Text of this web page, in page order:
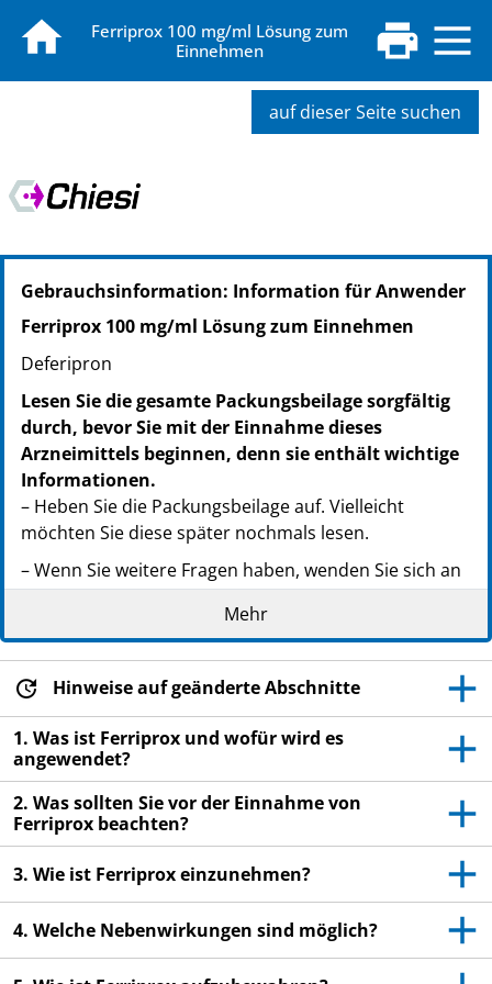
Ferriprox 100 mg/ml Lösung zum
Einnehmen
auf dieser Seite suchen
PZN: 04306836
PPN: 110430683681
NTIN: 04150043068362
Gebrauchsinformation: Information für Anwender
Ferriprox 100 mg/ml Lösung zum Einnehmen
Deferipron
Lesen Sie die gesamte Packungsbeilage sorgfältig
durch, bevor Sie mit der Einnahme dieses
Arzneimittels beginnen, denn sie enthält wichtige
Informationen.
– Heben Sie die Packungsbeilage auf. Vielleicht
möchten Sie diese später nochmals lesen.
– Wenn Sie weitere Fragen haben, wenden Sie sich an
Ihren Arzt oder Apotheker.
– Dieses Arzneimittel wurde Ihnen persönlich
verschrieben. Geben Sie es nicht an Dritte weiter. Es
kann anderen Menschen schaden, auch wenn diese
die gleichen Beschwerden haben wie Sie.
– Wenn Sie Nebenwirkungen bemerken, wenden Sie
sich an Ihren Arzt oder Apotheker. Dies gilt auch für
Nebenwirkungen, die nicht in dieser Packungsbeilage
angegeben sind. Siehe Abschnitt 4.
– Am Umkarton ist eine Patientenkarte befestigt.
Trennen Sie diese Patientenkarte ab, lesen Sie sie
aufmerksam durch, und füllen Sie sie vollständig aus.
Sie sollten diese Patientenkarte immer bei sich tragen.
Geben Sie diese Patientenkarte Ihrem Arzt, wenn Sie
Mehr
Hinweise auf geänderte Abschnitte
1. Was ist Ferriprox und wofür wird es
angewendet?
2. Was sollten Sie vor der Einnahme von
Ferriprox beachten?
3. Wie ist Ferriprox einzunehmen?
4. Welche Nebenwirkungen sind möglich?